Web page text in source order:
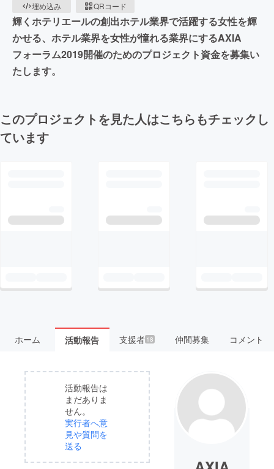
埋め込み
QRコード
輝くホテリエールの創出ホテル業界で活躍する女性を輝
かせる、ホテル業界を女性が憧れる業界にするAXIA
フォーラム2019開催のためのプロジェクト資金を募集い
たします。
このプロジェクトを見た人はこちらもチェックし
ています
ホーム 活動報告 支援者 18 仲間募集 コメント
活動報告は
まだありま
せん。
実行者へ意
見や質問を
送る